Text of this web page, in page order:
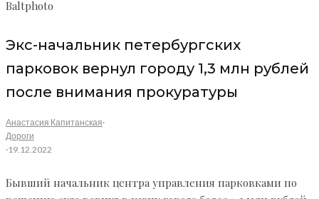
Baltphoto
Экс-начальник петербургских
парковок вернул городу 1,3 млн рублей
после внимания прокуратуры
Анастасия Капитанская·
Дороги
·19.12.2022
Бывший начальник центра управления парковками по